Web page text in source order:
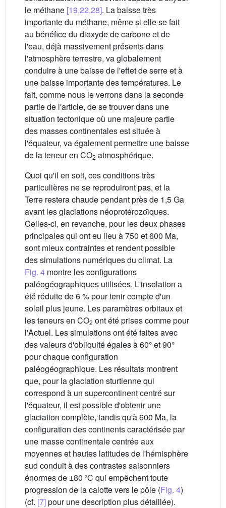
le méthane [19,22,28]. La baisse très
importante du méthane, même si elle se fait
au bénéfice du dioxyde de carbone et de
l'eau, déjà massivement présents dans
l'atmosphère terrestre, va globalement
conduire à une baisse de l'effet de serre et à
une baisse importante des températures. Le
fait, comme nous le verrons dans la seconde
partie de l'article, de se trouver dans une
situation tectonique où une majeure partie
des masses continentales est située à
l'équateur, va également permettre une baisse
de la teneur en CO2 atmosphérique.
Quoi qu'il en soit, ces conditions très
particulières ne se reproduiront pas, et la
Terre restera chaude pendant près de 1,5 Ga
avant les glaciations néoprotérozoı̈ques.
Celles-ci, en revanche, pour les deux phases
principales qui ont eu lieu à 750 et 600 Ma,
sont mieux contraintes et rendent possible
des simulations numériques du climat. La
Fig. 4 montre les configurations
paléogéographiques utilisées. L'insolation a
été réduite de 6 % pour tenir compte d'un
soleil plus jeune. Les paramètres orbitaux et
les teneurs en CO2 ont été prises comme pour
l'Actuel. Les simulations ont été faites avec
des valeurs d'obliquité égales à 60° et 90°
pour chaque configuration
paléogéographique. Les résultats montrent
que, pour la glaciation sturtienne qui
correspond à un supercontinent centré sur
l'équateur, il est possible d'obtenir une
glaciation complète, tandis qu'à 600 Ma, la
configuration des continents caractérisée par
une masse continentale centrée aux
moyennes et hautes latitudes de l'hémisphère
sud conduit à des contrastes saisonniers
énormes de ±80 °C qui empêchent toute
progression de la calotte vers le pôle (Fig. 4)
(cf. [7]pour une description plus détaillée).